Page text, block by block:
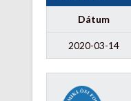
Dátum
2020-03-14